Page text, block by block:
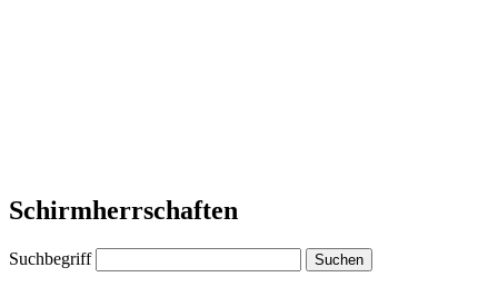
Schirmherrschaften
Suchbegriff Suchen